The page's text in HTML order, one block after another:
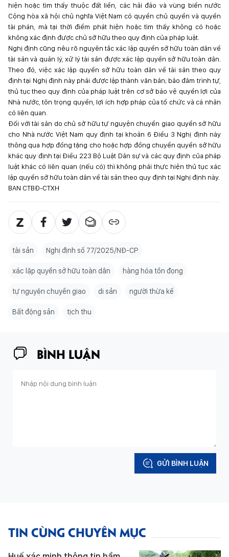
hiện hoặc tìm thấy thuộc đất liền, các hải đảo và vùng biển nước
Cộng hòa xã hội chủ nghĩa Việt Nam có quyền chủ quyền và quyền
tài phán, mà tại thời điểm phát hiện hoặc tìm thấy không có hoặc
không xác định được chủ sở hữu theo quy định của pháp luật.
Nghị định cũng nêu rõ nguyên tắc xác lập quyền sở hữu toàn dân về
tài sản và quản lý, xử lý tài sản được xác lập quyền sở hữu toàn dân.
Theo đó, việc xác lập quyền sở hữu toàn dân về tài sản theo quy
định tại Nghị định này phải được lập thành văn bản; bảo đảm trình tự,
thủ tục theo quy định của pháp luật trên cơ sở bảo vệ quyền lợi của
Nhà nước, tôn trọng quyền, lợi ích hợp pháp của tổ chức và cá nhân
có liên quan.
Đối với tài sản do chủ sở hữu tự nguyện chuyển giao quyền sở hữu
cho Nhà nước Việt Nam quy định tại khoản 6 Điều 3 Nghị định này
thông qua hợp đồng tặng cho hoặc hợp đồng chuyển quyền sở hữu
khác quy định tại Điều 223 Bộ Luật Dân sự và các quy định của pháp
luật khác có liên quan (nếu có) thì không phải thực hiện thủ tục xác
lập quyền sở hữu toàn dân về tài sản theo quy định tại Nghị định này.
BAN CTBĐ-CTXH
tài sản Nghị định số 77/2025/NĐ-CP
xác lập quyền sở hữu toàn dân hàng hóa tồn đọng
tự nguyện chuyển giao di sản người thừa kế
Bất động sản tịch thu
BÌNH LUẬN
GỬI BÌNH LUẬN
TIN CÙNG CHUYÊN MỤC